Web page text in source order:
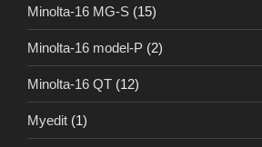
Minolta-16 MG-S (15)
Minolta-16 model-P (2)
Minolta-16 QT (12)
Myedit (1)